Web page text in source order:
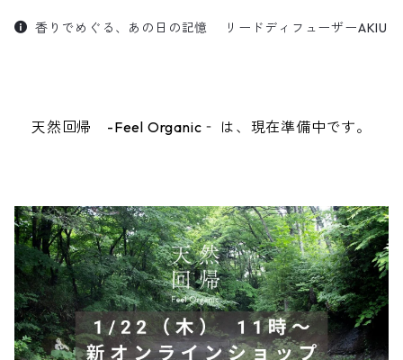
香りでめぐる、あの日の記憶 リードディフューザーAKIU
天然回帰 -Feel Organic‐ は、現在準備中です。